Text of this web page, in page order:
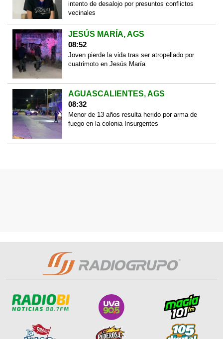
intento de desalojo por presuntos conflictos
vecinales
JESÚS MARÍA, AGS
08:52
Joven pierde la vida tras ser atropellado por
cuatrimoto en Jesús María
AGUASCALIENTES, AGS
08:32
Menor de 13 años resulta herido por arma de
fuego en la colonia Insurgentes